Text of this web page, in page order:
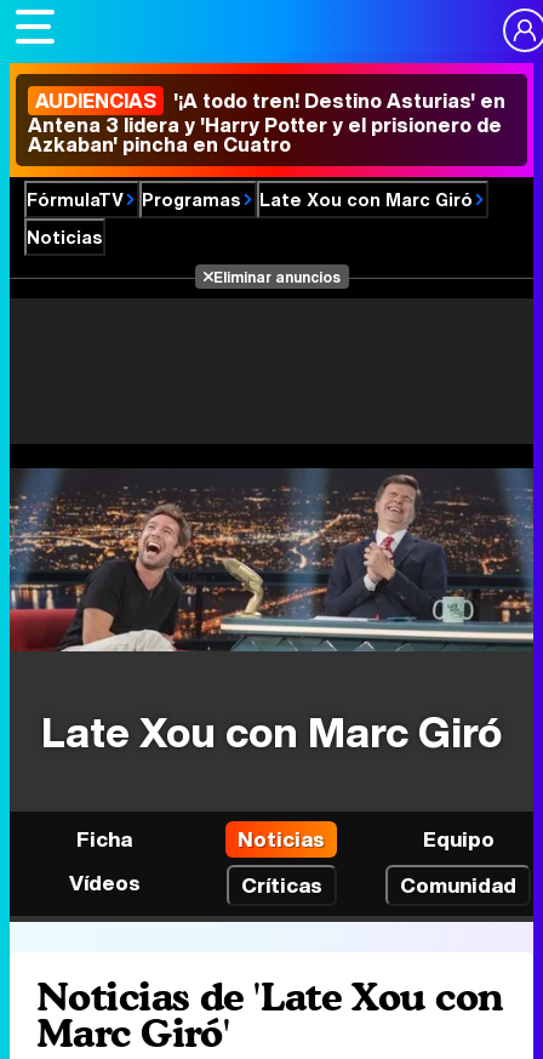
AUDIENCIAS '¡A todo tren! Destino Asturias' en
Antena 3 lidera y 'Harry Potter y el prisionero de
Azkaban' pincha en Cuatro
FórmulaTV Programas
Late Xou con Marc Giró
Noticias
Eliminar anuncios
Late Xou con Marc Giró
Ficha Noticias
Equipo
Vídeos
Críticas Comunidad
Noticias de 'Late Xou con
Marc Giró'